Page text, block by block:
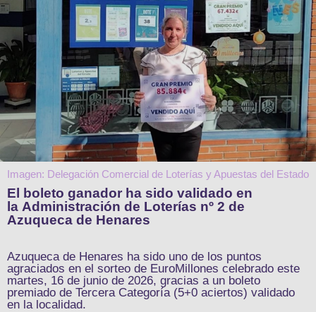
Imagen: Delegación Comercial de Loterías y Apuestas del Estado
El boleto ganador ha sido validado en
la Administración de Loterías nº 2 de
Azuqueca de Henares
Azuqueca de Henares ha sido uno de los puntos
agraciados en el sorteo de EuroMillones celebrado este
martes, 16 de junio de 2026, gracias a un boleto
premiado de Tercera Categoría (5+0 aciertos) validado
en la localidad.